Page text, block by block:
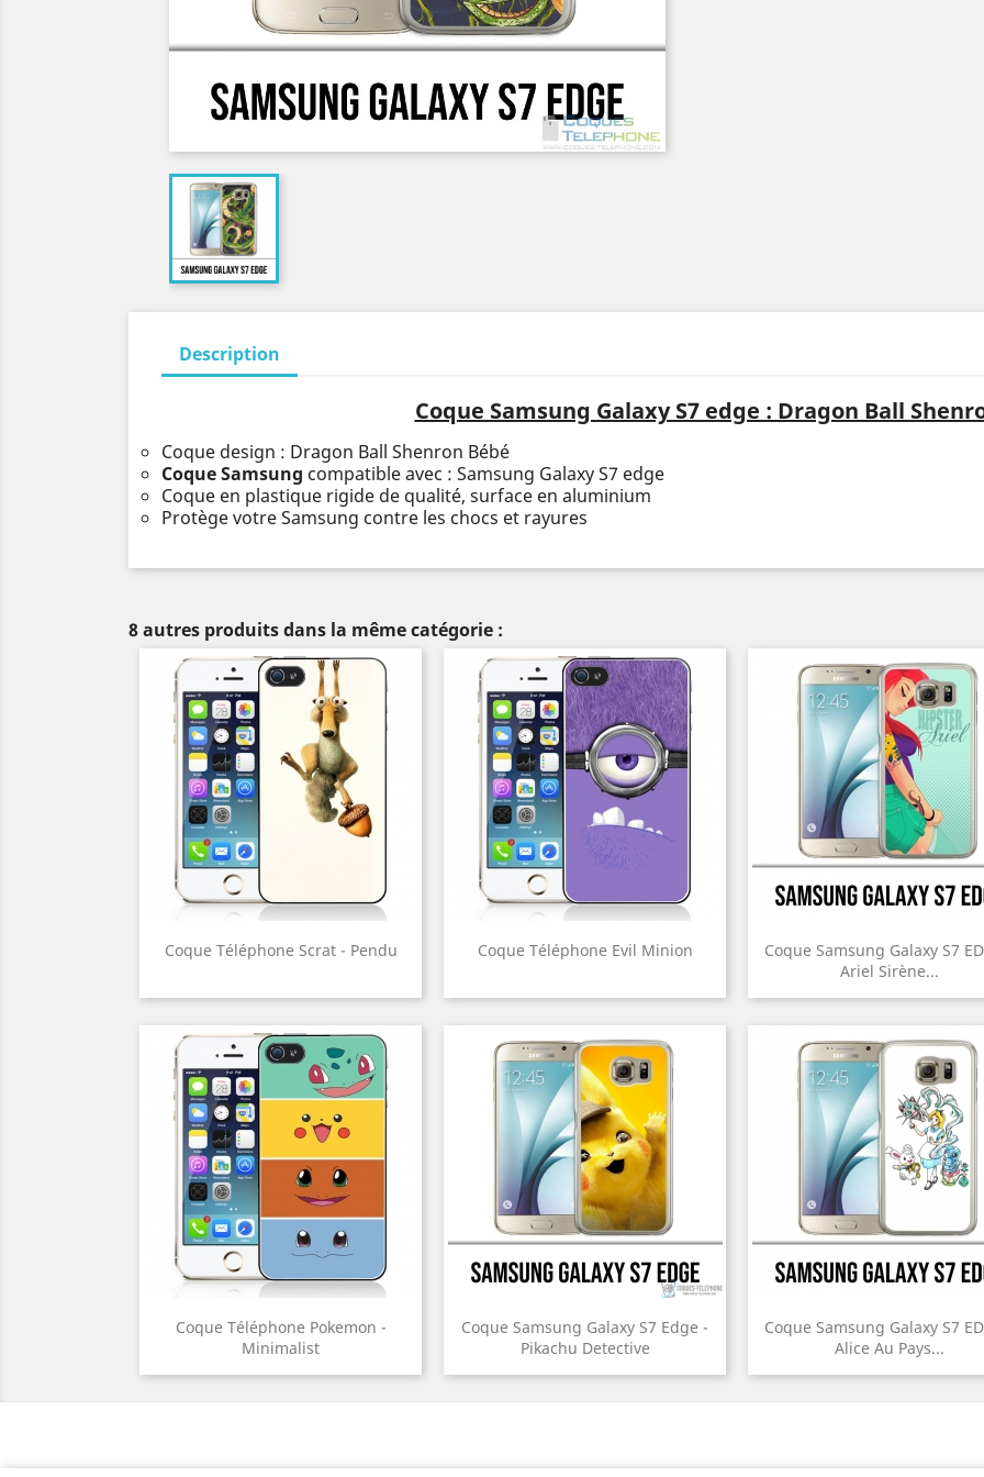
Description
Coque Samsung Galaxy S7 edge : Dragon Ball
Coque design : Dragon Ball Shenron Bébé
Coque Samsung compatible avec : Samsung Galaxy S7 edge
Coque en plastique rigide de qualité, surface en aluminium
Protège votre Samsung contre les chocs et rayures
8 autres produits dans la même catégorie :
Coque Téléphone Scrat - Pendu Coque Téléphone Evil Minion
Coque Samsung Galaxy S7
Ariel Sirène...
Coque Téléphone Pokemon -
Minimalist
Coque Samsung Galaxy S7 Edge -
Pikachu Detective
Coque Samsung Galaxy S7
Alice Au Pays...